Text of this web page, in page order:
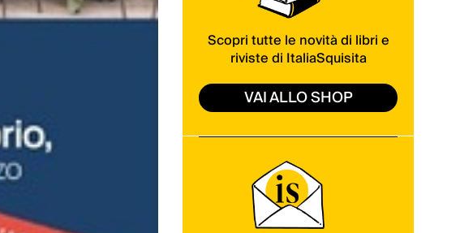
Scopri tutte le novità di libri e
riviste di ItaliaSquisita
VAI ALLO SHOP